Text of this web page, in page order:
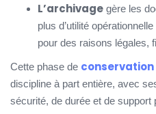
L’archivage gère les
plus d’utilité
pour des raisons légales,
Cette phase de
discipline à part entière, avec
sécurité, de durée et de support